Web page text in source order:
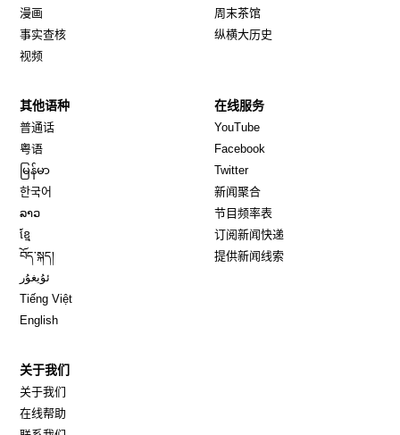
漫画
事实查核
视频
周末茶馆
纵横大历史
其他语种
普通话
粤语
မြန်မာ
한국어
ລາວ
ខ្មែ
བོད་སྐད།
ئۇيغۇر
Tiếng Việt
English
在线服务
YouTube
Facebook
TwitterOpens in new window
新闻聚合
节目频率表
订阅新闻快递
提供新闻线索
关于我们
关于我们
在线帮助